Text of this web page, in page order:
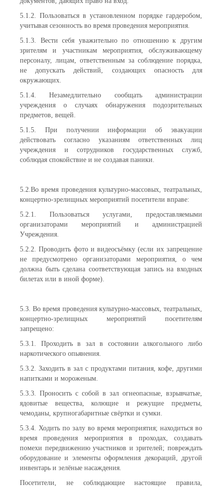
5.1.2. Пользоваться в установленном порядке гардеробом,
учитывая сезонность во время проведения мероприятия.
5.1.3. Вести себя уважительно по отношению к другим
зрителям и участникам мероприятия, обслуживающему
персоналу, лицам, ответственным за соблюдение порядка,
не допускать действий, создающих опасность для
окружающих.
5.1.4. Незамедлительно сообщать администрации
учреждения о случаях обнаружения подозрительных
предметов, вещей.
5.1.5. При получении информации об эвакуации
действовать согласно указаниям ответственных лиц
учреждения и сотрудников государственных служб,
соблюдая спокойствие и не создавая паники.
5.2.Во время проведения культурно-массовых, театральных,
концертно-зрелищных мероприятий посетители вправе:
5.2.1. Пользоваться услугами, предоставляемыми
организаторами мероприятий и администрацией
Учреждения.
5.2.2. Проводить фото и видеосъёмку (если их запрещение
не предусмотрено организаторами мероприятия, о чем
должна быть сделана соответствующая запись на входных
билетах или в иной форме).
5.3. Во время проведения культурно-массовых, театральных,
концертно-зрелищных мероприятий посетителям
запрещено:
5.3.1. Проходить в зал в состоянии алкогольного либо
наркотического опьянения.
5.3.2. Заходить в зал с продуктами питания, кофе, другими
напитками и мороженым.
5.3.3. Проносить с собой в зал огнеопасные, взрывчатые,
ядовитые вещества, колющие и режущие предметы,
чемоданы, крупногабаритные свёртки и сумки.
5.3.4. Ходить по залу во время мероприятия; находиться во
время проведения мероприятия в проходах, создавать
помехи передвижению участников и зрителей; повреждать
оборудование и элементы оформления декораций, другой
инвентарь и зелёные насаждения.
Посетители, не соблюдающие настоящие правила,